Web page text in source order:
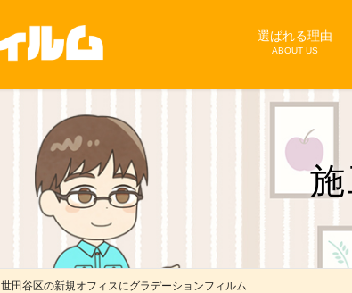
選ばれる理由
ABOUT US
世田谷区の新規オフィスにグラデーションフィルム